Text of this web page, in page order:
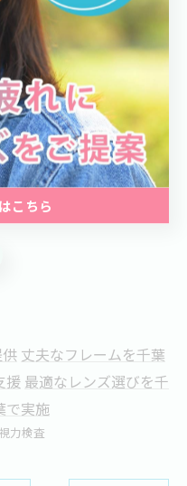
丈夫なフレームを千葉
援 最適なレンズ選びを千
で実施
視力検査
こちら
こちら